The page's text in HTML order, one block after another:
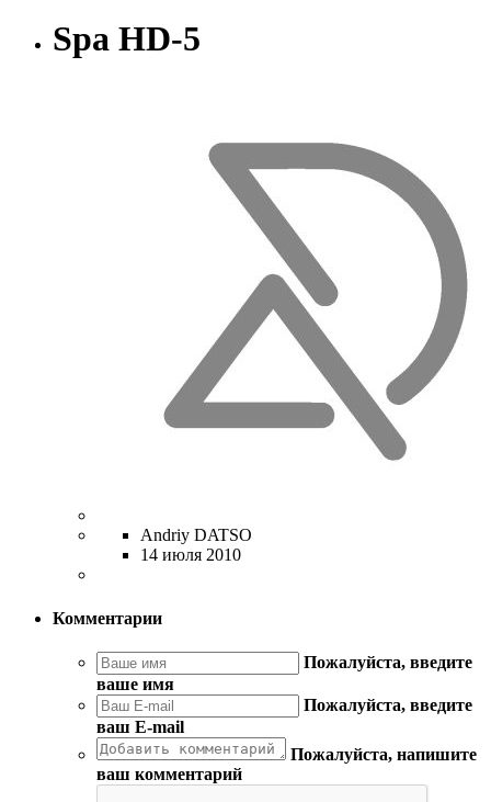
Spa HD-5
Andriy DATSO
14 июля 2010
Комментарии
Пожалуйста, введите
ваше имя
Пожалуйста, введите
ваш E-mail
Пожалуйста, напишите
ваш комментарий